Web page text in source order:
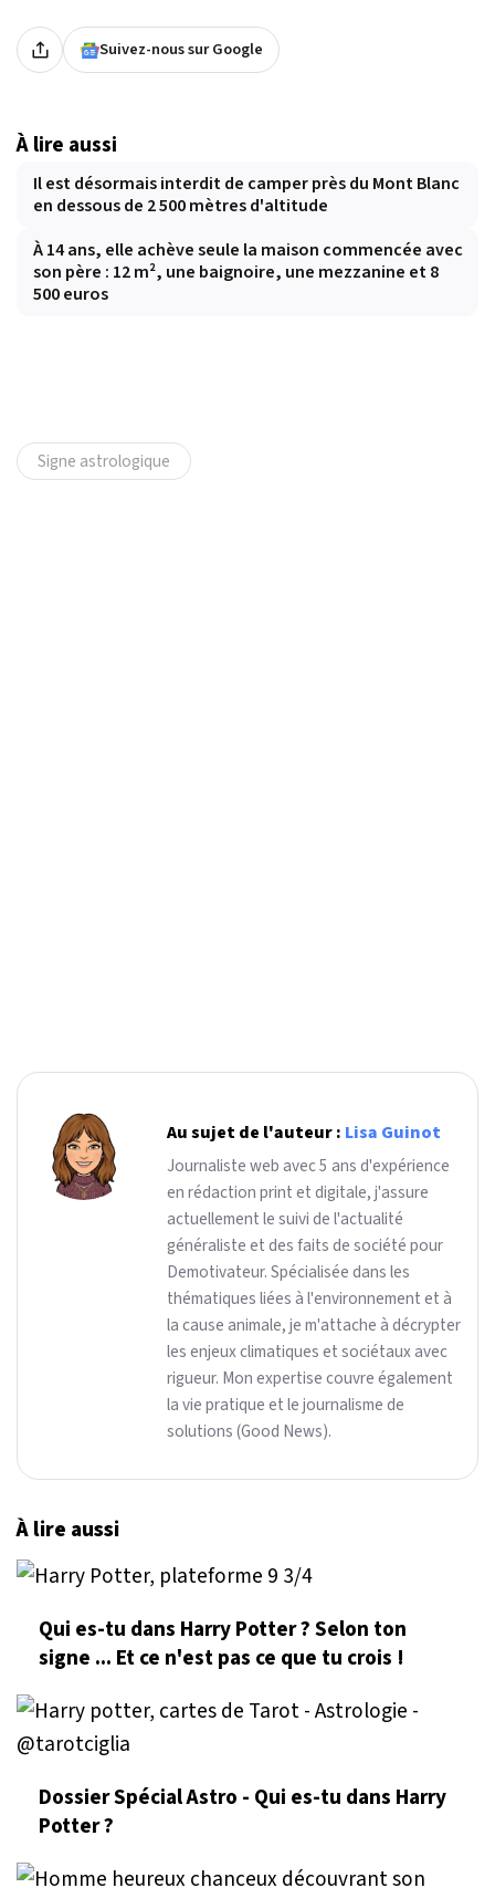
Suivez-nous sur Google
À lire aussi
Il est désormais interdit de camper près du Mont Blanc
en dessous de 2 500 mètres d'altitude
À 14 ans, elle achève seule la maison commencée avec
son père : 12 m², une baignoire, une mezzanine et 8
500 euros
Signe astrologique
Au sujet de l'auteur : Lisa Guinot
Journaliste web avec 5 ans d'expérience
en rédaction print et digitale, j'assure
actuellement le suivi de l'actualité
généraliste et des faits de société pour
Demotivateur. Spécialisée dans les
thématiques liées à l'environnement et à
la cause animale, je m'attache à décrypter
les enjeux climatiques et sociétaux avec
rigueur. Mon expertise couvre également
la vie pratique et le journalisme de
solutions (Good News).
À lire aussi
Qui es-tu dans Harry Potter ? Selon ton
signe ... Et ce n'est pas ce que tu crois !
Dossier Spécial Astro - Qui es-tu dans Harry
Potter ?